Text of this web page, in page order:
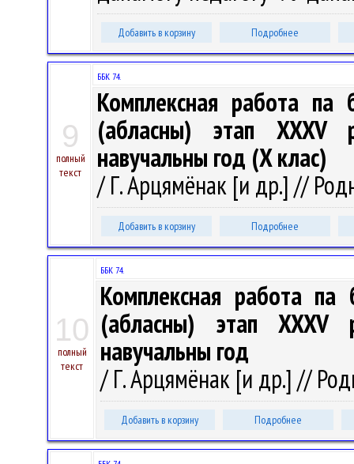
Добавить в корзину Подробнее
9
полный
текст
ББК 74.
Комплексная работа па
(абласны) этап XXXV
навучальны год (X клас)
/ Г. Арцямёнак [и др.] //
Добавить в корзину Подробнее
10
полный
текст
ББК 74.
Комплексная работа па
(абласны) этап XXXV
навучальны год
/ Г. Арцямёнак [и др.] //
Добавить в корзину Подробнее